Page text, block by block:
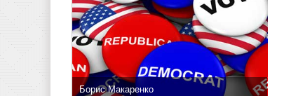
Борис Макаренко